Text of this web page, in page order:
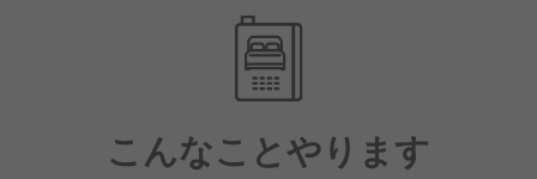
当たり前のことかもしれませんが、しっかり心がける
ことで風通しのいい良好な人間関係ができると考えて
【成果に応じて給与アップ】
こんなことやります